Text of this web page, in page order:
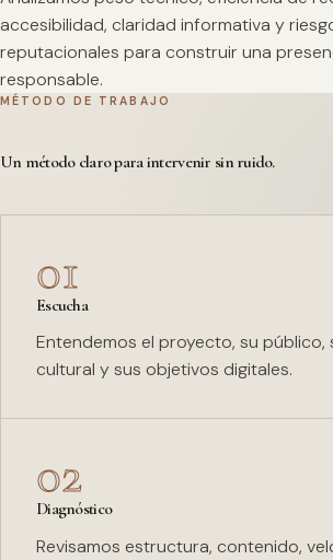
accesibilidad, claridad informativa y
reputacionales para construir una
responsable.
MÉTODO DE TRABAJO
Un método claro para intervenir sin ruido.
01
Escucha
Entendemos el proyecto, su
cultural y sus objetivos digitales.
02
Diagnóstico
Revisamos estructura, contenido,